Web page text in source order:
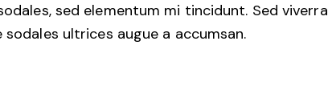
sed elementum mi tincidunt. Sed viverra
ultrices augue a accumsan.